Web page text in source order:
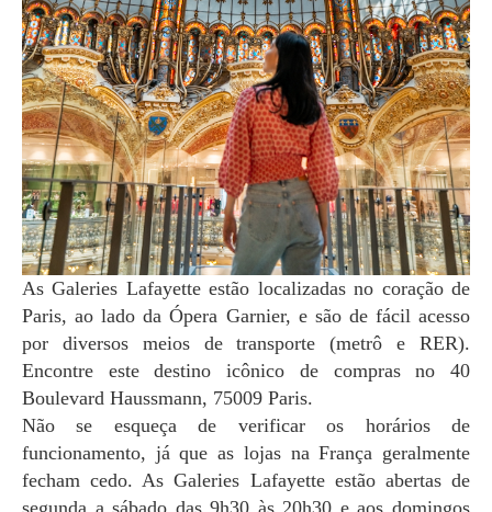
As Galeries Lafayette estão localizadas no coração de
Paris, ao lado da Ópera Garnier, e são de fácil acesso
por diversos meios de transporte (metrô e RER).
Encontre este destino icônico de compras no 40
Boulevard Haussmann, 75009 Paris.
Não se esqueça de verificar os horários de
funcionamento, já que as lojas na França geralmente
fecham cedo. As Galeries Lafayette estão abertas de